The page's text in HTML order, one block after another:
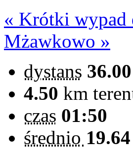
« Krótki wypad
Mżawkowo »
dystans 36.00
4.50 km
czas 01:50
średnio 19.64